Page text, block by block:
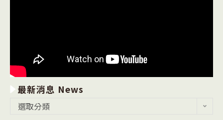
最新消息 News
選取分類